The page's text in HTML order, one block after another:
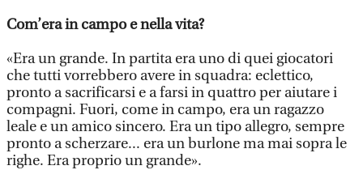
Com’era in campo e nella vita?
«Era un grande. In partita era uno di quei giocatori
che tutti vorrebbero avere in squadra: eclettico,
pronto a sacrificarsi e a farsi in quattro per aiutare i
compagni. Fuori, come in campo, era un ragazzo
leale e un amico sincero. Era un tipo allegro, sempre
pronto a scherzare... era un burlone ma mai sopra le
righe. Era proprio un grande».